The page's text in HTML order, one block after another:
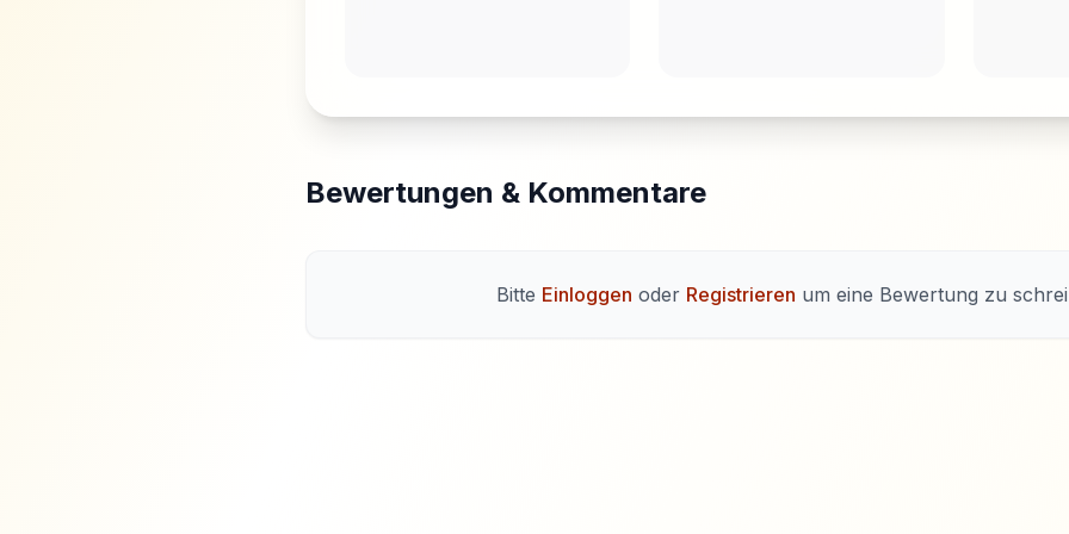
Bewertungen & Kommentare
Bitte Einloggen oder Registrieren um eine Bewertung zu